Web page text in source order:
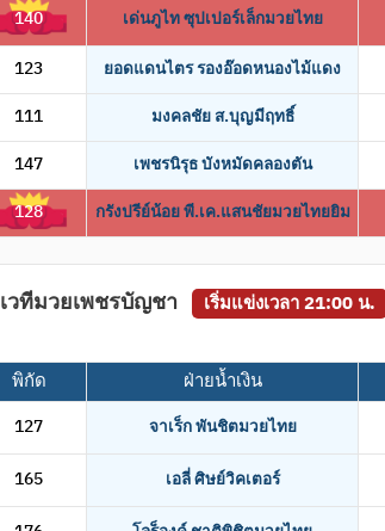
140
เด่นภูไท ซุปเปอร์เล็กมวยไทย
123
ยอดแดนไตร รองอ๊อดหนองไม้แดง
111
มงคลชัย ส.บุญมีฤทธิ์
147
เพชรนิรุธ บังหมัดคลองตัน
128 กรังปรีย์น้อย พี.เค.แสนชัยมวยไทยยิม
วทีมวยเพชรบัญชา เริ่มแข่งเวลา 21:00 น.
พิกัด ฝ่ายน้ำเงิน
127
จาเร็ก พันชิตมวยไทย
165
เอลี่ ศิษย์วิคเตอร์